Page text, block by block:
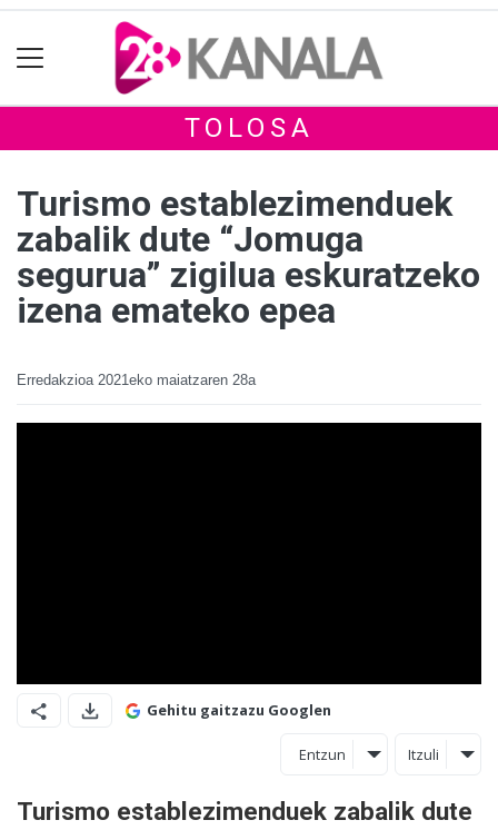
TOLOSA
Turismo establezimenduek
zabalik dute “Jomuga
segurua” zigilua eskuratzeko
izena emateko epea
Erredakzioa 2021eko maiatzaren 28a
Gehitu gaitzazu Googlen
Entzun Itzuli
Turismo establezimenduek zabalik dute